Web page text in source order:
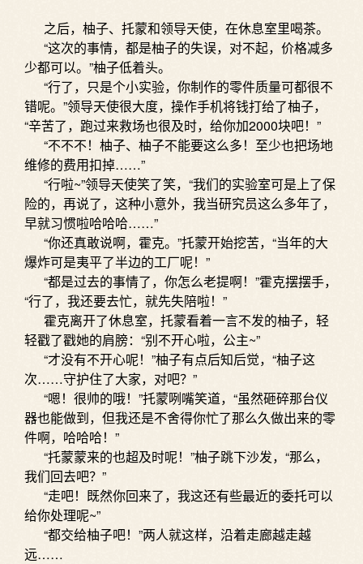
之后，柚子、托蒙和领导天使，在休息室里喝茶。
“这次的事情，都是柚子的失误，对不起，价格减多
少都可以。”柚子低着头。
“行了，只是个小实验，你制作的零件质量可都很不
错呢。”领导天使很大度，操作手机将钱打给了柚子，
“辛苦了，跑过来救场也很及时，给你加2000块吧！”
“不不不！柚子、柚子不能要这么多！至少也把场地
维修的费用扣掉……”
“行啦~”领导天使笑了笑，“我们的实验室可是上了保
险的，再说了，这种小意外，我当研究员这么多年了，
早就习惯啦哈哈哈……”
“你还真敢说啊，霍克。”托蒙开始挖苦，“当年的大
爆炸可是夷平了半边的工厂呢！”
“都是过去的事情了，你怎么老提啊！”霍克摆摆手，
“行了，我还要去忙，就先失陪啦！”
霍克离开了休息室，托蒙看着一言不发的柚子，轻
轻戳了戳她的肩膀：“别不开心啦，公主~”
“才没有不开心呢！”柚子有点后知后觉，“柚子这
次……守护住了大家，对吧？”
“嗯！很帅的哦！”托蒙咧嘴笑道，“虽然砸碎那台仪
器也能做到，但我还是不舍得你忙了那么久做出来的零
件啊，哈哈哈！”
“托蒙蒙来的也超及时呢！”柚子跳下沙发，“那么，
我们回去吧？”
“走吧！既然你回来了，我这还有些最近的委托可以
给你处理呢~”
“都交给柚子吧！”两人就这样，沿着走廊越走越
远……